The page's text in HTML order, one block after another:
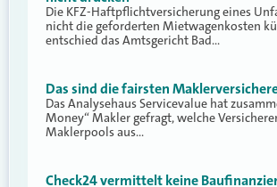
Die KFZ-Haftpflichtversicherung eines
nicht die geforderten Mietwagenkosten
entschied das Amtsgericht Bad…
Das sind die fairsten
Das Analysehaus Servicevalue hat
Money“ Makler gefragt, welche
Maklerpools aus…
Check24 vermittelt keine